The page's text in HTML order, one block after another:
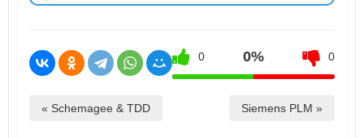
0 0% 0
« Schemagee & TDD Siemens PLM »